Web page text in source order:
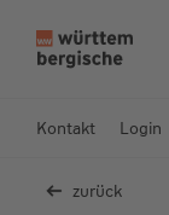
InKontakt Login
zurück